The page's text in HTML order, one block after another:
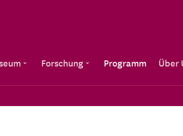
Forschung Programm Über